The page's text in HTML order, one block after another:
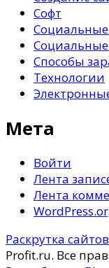
Софт
Социальные
Способы
Технологии
Мета
Войти
Лента
Лента
Раскрутка сайтов
Profit.ru. Все